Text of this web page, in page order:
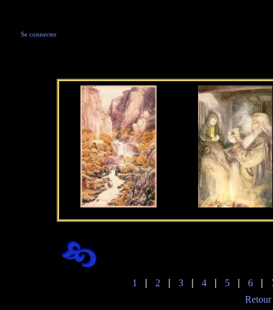
Se connecter
1 2| 3| 4| 5| 6|
Retour